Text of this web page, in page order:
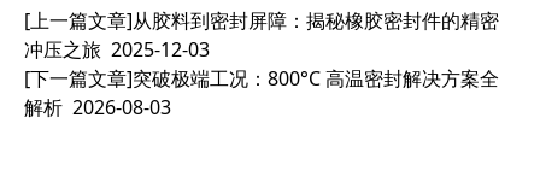
[上一篇文章]从胶料到密封屏障：揭秘橡胶密封件的精密
冲压之旅 2025-12-03
[下一篇文章]突破极端工况：800°C 高温密封解决方案全
解析 2026-08-03